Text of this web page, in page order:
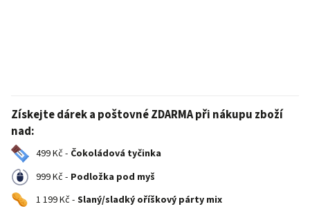
Získejte dárek a poštovné ZDARMA při nákupu zboží
nad:
499 Kč - Čokoládová tyčinka
999 Kč - Podložka pod myš
1 199 Kč - Slaný/sladký oříškový párty mix